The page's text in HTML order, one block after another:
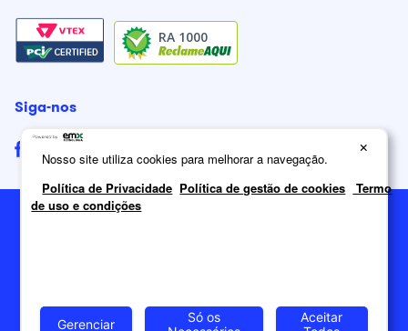
RA 1000
Siga-nos
×
Nosso site utiliza cookies para melhorar a navegação.
Política de Privacidade Política de gestão de cookies
Termo
de uso e condições
Gerenciar
Só os
Aceitar